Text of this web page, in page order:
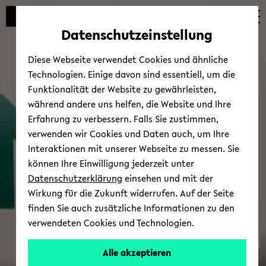
Automatische
vermeiden
zum
wechseln
zum
wechseln
zum
wechseln
Trans­fer
© Uni­ver­si­tät Bie­le­feld
Datenschutzeinstellung
Diese Webseite verwendet Cookies und ähnliche
Technologien. Einige davon sind essentiell, um die
Funktionalität der Website zu gewährleisten,
während andere uns helfen, die Website und Ihre
Erfahrung zu verbessern. Falls Sie zustimmen,
verwenden wir Cookies und Daten auch, um Ihre
Interaktionen mit unserer Webseite zu messen. Sie
können Ihre Einwilligung jederzeit unter
Datenschutzerklärung einsehen und mit der
Wirkung für die Zukunft widerrufen. Auf der Seite
finden Sie auch zusätzliche Informationen zu den
verwendeten Cookies und Technologien.
Alle akzeptieren